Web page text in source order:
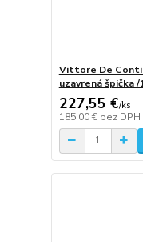
Vittore De Conti
uzavrená špička /
227,55 €/ks
185,00 € bez DPH